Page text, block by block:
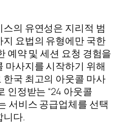
의 유연성은 지리적 범
요법의 유형에만 국한
예약 및 세션 요청 경험을
마사지를 시작하기 위해
국 최고의 아웃콜 마사
인정받는 “24 아웃콜
서비스 공급업체를 선택
니다.